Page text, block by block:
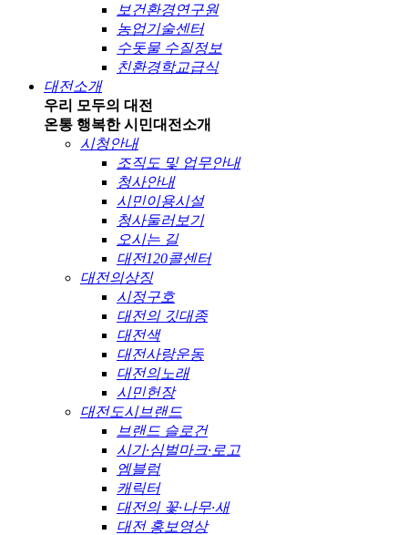
보건환경연구원
농업기술센터
수돗물 수질정보
친환경학교급식
대전소개
우리 모두의 대전
온통 행복한 시민대전소개
시청안내
조직도 및 업무안내
청사안내
시민이용시설
청사둘러보기
오시는 길
대전120콜센터
대전의상징
시정구호
대전의 깃대종
대전색
대전사랑운동
대전의노래
시민헌장
대전도시브랜드
브랜드 슬로건
시기·심벌마크·로고
엠블럼
캐릭터
대전의 꽃·나무·새
대전 홍보영상